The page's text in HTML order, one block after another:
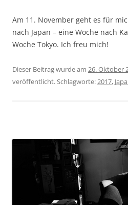
Am 11. November geht es für
nach Japan – eine Woche nach
Woche Tokyo. Ich freu mich!
Dieser Beitrag wurde am 26. Oktober
veröffentlicht. Schlagworte:2017,